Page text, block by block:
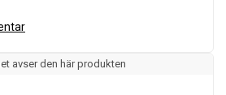
avser den här produkten